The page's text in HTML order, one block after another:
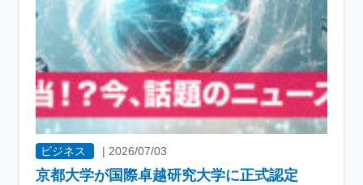
ビジネス |2026/07/03
京都大学が国際卓越研究大学に正式認定